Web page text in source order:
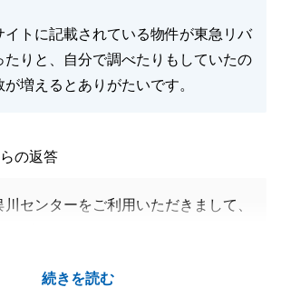
イトに記載されている物件が東急リバ
たりと、自分で調べたりもしていたの
増えるとありがたいです。
続きを読む
の返答
センターをご利用いただきまして、
ありません。今後、詳しい税金のご相